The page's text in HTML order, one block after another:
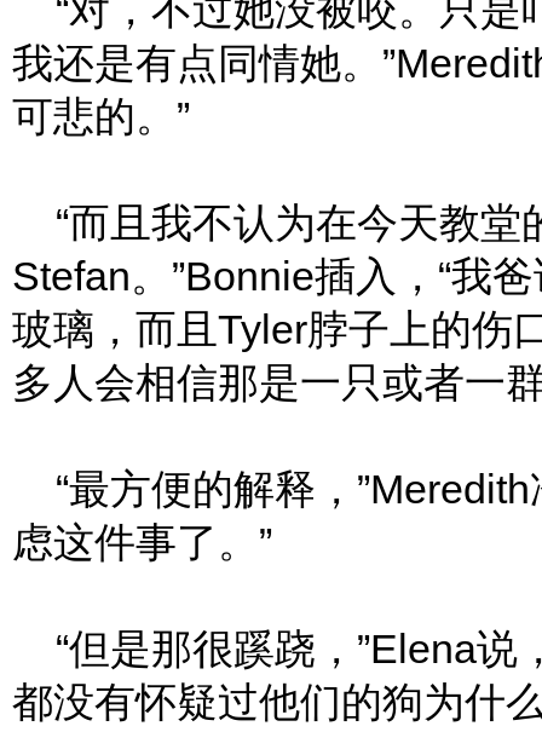
“对，不过她没被咬。只是
我还是有点同情她。
可悲的。”
“而且我不认为在今天教堂
Stefan。”Bonnie插入，“我
玻璃，而且Tyler脖子上的伤
多人会相信那是一只或者一
“最方便的解释，
虑这件事了。”
“但是那很蹊跷，”Elena说
都没有怀疑过他们的狗为什